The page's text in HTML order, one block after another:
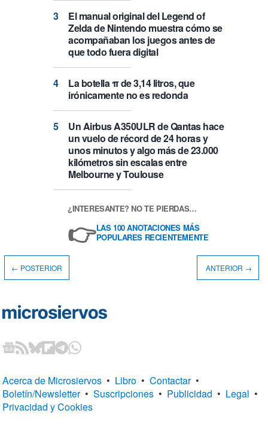
El manual original del Legend of
Zelda de Nintendo muestra cómo se
acompañaban los juegos antes de
que todo fuera digital
La botella π de 3,14 litros, que
irónicamente no es redonda
Un Airbus A350ULR de Qantas hace
un vuelo de récord de 24 horas y
unos minutos y algo más de 23.000
kilómetros sin escalas entre
Melbourne y Toulouse
¿INTERESANTE? NO TE PIERDAS…
👉LAS 100 ANOTACIONES MÁS
POPULARES RECIENTEMENTE
← POSTERIOR ANTERIOR →
Acerca de Microsiervos • Libro • Contactar •
Boletín/Newsletter • Suscripciones • Publicidad • Legal •
Privacidad y Cookies